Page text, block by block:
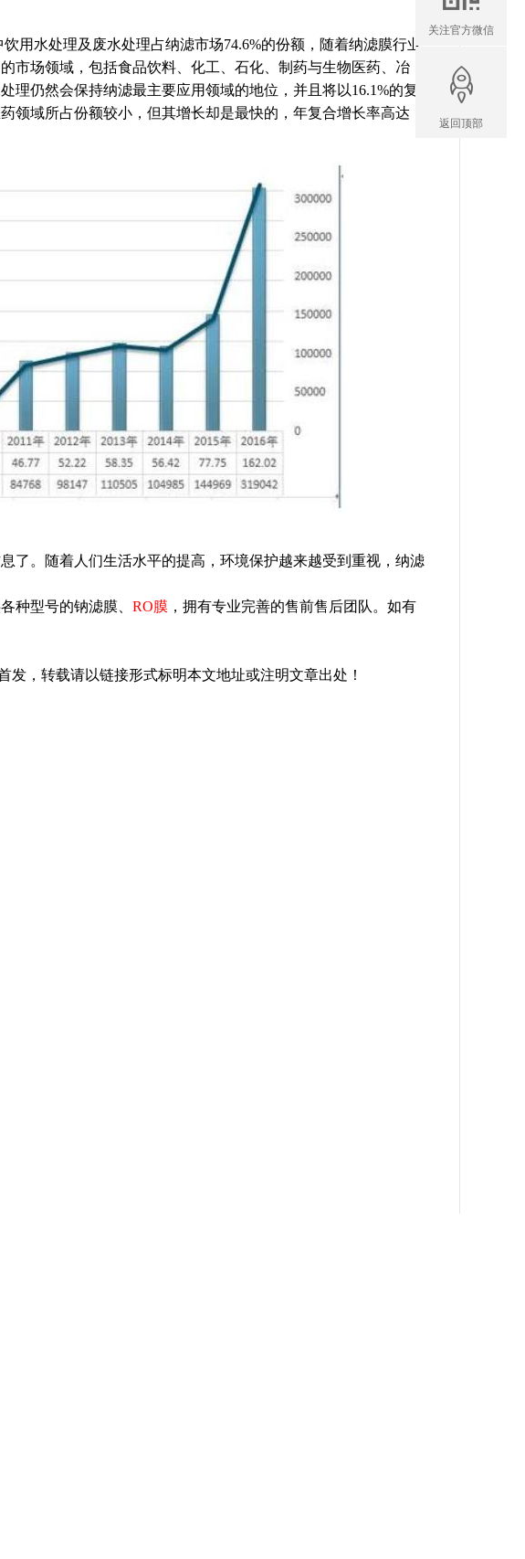
用水处理及废水处理占纳滤市场74.6%的份额，随着纳滤膜行业
市场领域，包括食品饮料、化工、石化、制药与生物医药、冶
理仍然会保持纳滤最主要应用领域的地位，并且将以16.1%的复
领域所占份额较小，但其增长却是最快的，年复合增长率高达
了。随着人们生活水平的提高，环境保护越来越受到重视，纳滤
种型号的钠滤膜、 RO膜，拥有专业完善的售前售后团队。如有
发，转载请以链接形式标明本文地址或注明文章出处！
关注官方微信
返回顶部